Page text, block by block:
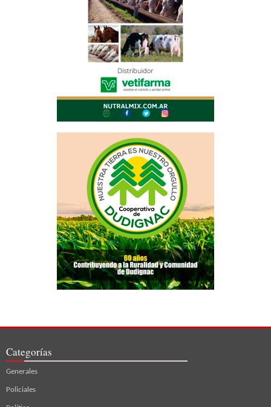
Categorías
Generales
Policiales